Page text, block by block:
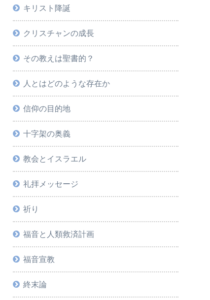
キリスト降誕
クリスチャンの成長
その教えは聖書的？
人とはどのような存在か
信仰の目的地
十字架の奥義
教会とイスラエル
礼拝メッセージ
祈り
福音と人類救済計画
福音宣教
終末論